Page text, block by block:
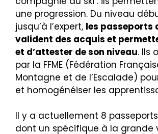
une progression. Du niveau
jusqu’à l’expert, les passeports
valident des acquis et
et d’attester de son niveau. Ils
par la FFME (Fédération
Montagne et de l’Escalade)
et homogénéiser les
Il y a actuellement 8
dont un spécifique à la grande